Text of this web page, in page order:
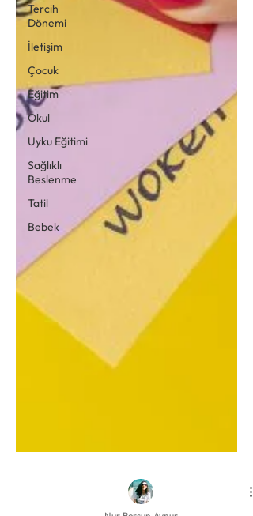
Tercih
Dönemi
İletişim
Çocuk
Eğitim
Okul
Uyku Eğitimi
Sağlıklı
Beslenme
Tatil
Bebek